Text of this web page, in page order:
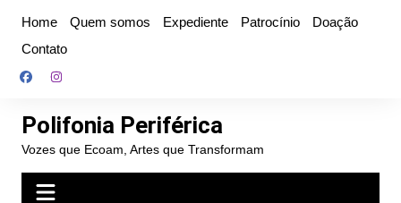
conteúdo
Home Quem somos Expediente Patrocínio
Doação
Contato
Polifonia Periférica
Vozes que Ecoam, Artes que Transformam